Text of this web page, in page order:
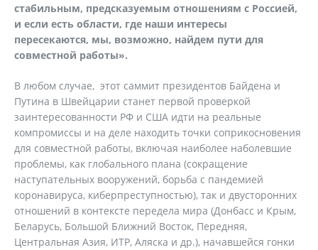
стабильным, предсказуемым отношениям с Россией,
и если есть области, где наши интересы
пересекаются, мы, возможно, найдем пути для
совместной работы».
В любом случае, этот саммит президентов Байдена и
Путина в Швейцарии станет первой проверкой
заинтересованности РФ и США идти на реальные
компромиссы и на деле находить точки соприкосновения
для совместной работы, включая наиболее наболевшие
проблемы, как глобального плана (сокращение
наступательных вооружений, борьба с пандемией
коронавируса, киберпреступностью), так и двусторонних
отношений в контексте передела мира (Донбасс и Крым,
Беларусь, Большой Ближний Восток, Передняя,
Центральная Азия, ИТР, Аляска и др.), начавшейся гонки